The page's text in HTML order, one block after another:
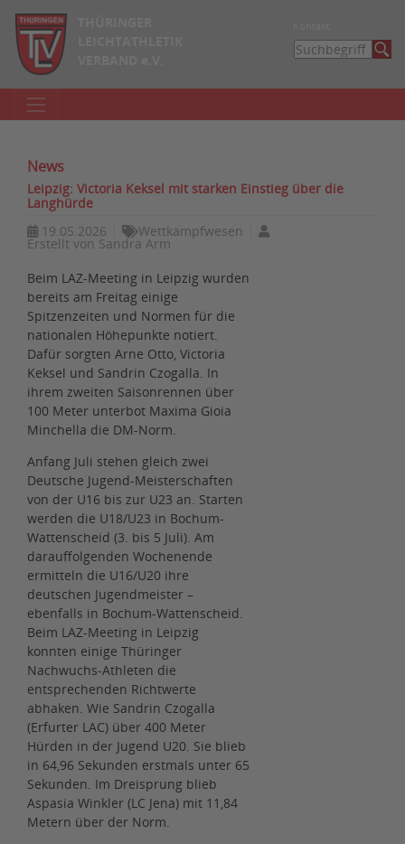
News
Leipzig: Victoria Keksel mit starken Einstieg über die
Langhürde
19.05.2026
Wettkampfwesen
Erstellt von Sandra Arm
Beim LAZ-Meeting in Leipzig wurden
bereits am Freitag einige
Spitzenzeiten und Normen für die
nationalen Höhepunkte notiert.
Dafür sorgten Arne Otto, Victoria
Keksel und Sandrin Czogalla. In
ihrem zweiten Saisonrennen über
100 Meter unterbot Maxima Gioia
Minchella die DM-Norm.
Anfang Juli stehen gleich zwei
Deutsche Jugend-Meisterschaften
von der U16 bis zur U23 an. Starten
werden die U18/U23 in Bochum-
Wattenscheid (3. bis 5 Juli). Am
darauffolgenden Wochenende
ermitteln die U16/U20 ihre
deutschen Jugendmeister –
ebenfalls in Bochum-Wattenscheid.
Beim LAZ-Meeting in Leipzig
konnten einige Thüringer
Nachwuchs-Athleten die
entsprechenden Richtwerte
abhaken. Wie Sandrin Czogalla
(Erfurter LAC) über 400 Meter
Hürden in der Jugend U20. Sie blieb
in 64,96 Sekunden erstmals unter 65
Sekunden. Im Dreisprung blieb
Aspasia Winkler (LC Jena) mit 11,84
Metern über der Norm.